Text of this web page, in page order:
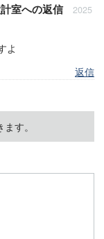
室への返信
2025
よ
返信
す。